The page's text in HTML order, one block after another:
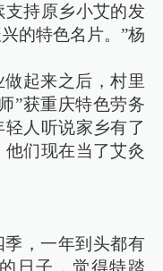
持原乡小艾的发
的特色名片。”杨
起来之后，村里
”获重庆特色劳务
人听说家乡有了
们现在当了艾灸
，一年到头都有
日子，觉得特踏